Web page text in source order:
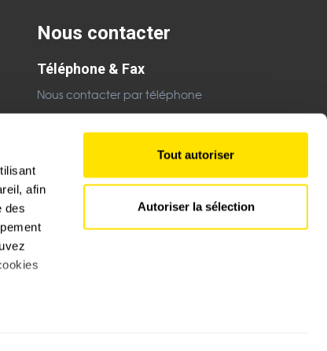
afin
des
Tout autoriser
Autoriser la sélection
Nous contacter
Téléphone & Fax
Nous contacter par téléphone
Nous contacter par email